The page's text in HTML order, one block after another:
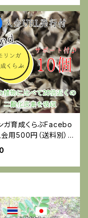
ガ育成くらぶFacebo
用500円（送料別）
はお選びください